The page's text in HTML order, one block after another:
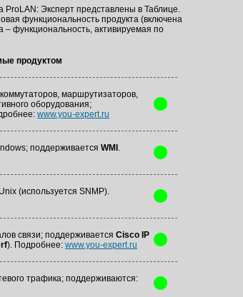
Эксперт представлены в Таблице.
функциональность продукта (включена
функциональность, активируемая по
продуктом
маршрутизаторов,
оборудования;
www.you-expert.ru
поддерживается WMI .
(используется SNMP).
связи; поддерживается Cisco IP
). Подробнее: www.you-expert.ru
трафика; поддерживаются: